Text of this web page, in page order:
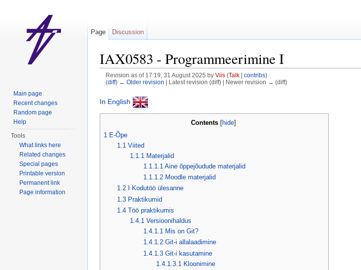
IAX0583 - Programmeerimine I
Revision as of 17:19, 31 August 2025 by Viis (Talk| contribs)
(diff) ← Older revision | Latest revision (diff) | Newer revision → (diff)
In English
Contents[hide]
1 E-Õpe
1.1 Viited
1.1.1 Materjalid
1.1.1.1 Aine õppejõudude materjalid
1.1.1.2 Moodle materjalid
1.2
I Kodutöö ülesanne
1.3 Praktikumid
1.4 Töö praktikumis
1.4.1 Versioonihaldus
1.4.1.1 Mis on Git?
1.4.1.2 Git-i allalaadimine
1.4.1.3 Git-i kasutamine
1.4.1.3.1 Kloonimine
Page Discussion
Main page
Recent changes
Random page
Help
Tools
What links here
Related changes
Special pages
Printable version
Permanent link
Page information